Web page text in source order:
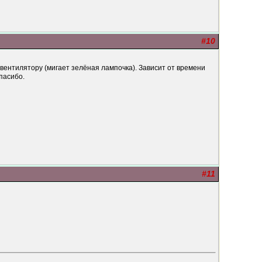
#10
(мигает зелёная лампочка). Зависит от времени
#11